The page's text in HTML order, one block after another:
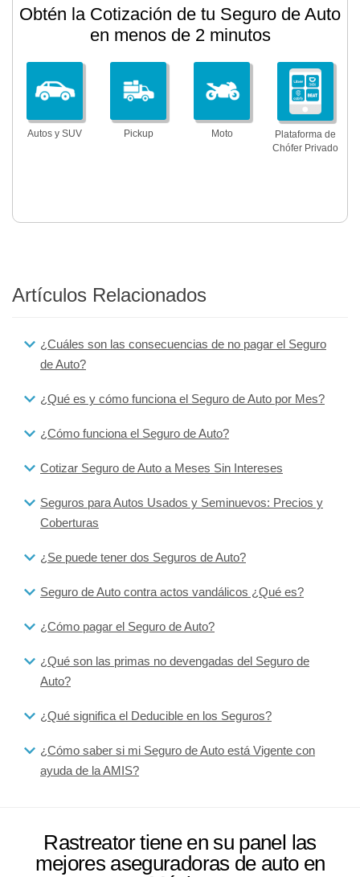
Obtén la Cotización de tu Seguro de Auto
en menos de 2 minutos
Autos y SUV Pickup Moto
Plataforma de
Chófer Privado
Artículos Relacionados
¿Cuáles son las consecuencias de no pagar el Seguro
de Auto?
¿Qué es y cómo funciona el Seguro de Auto por Mes?
¿Cómo funciona el Seguro de Auto?
Cotizar Seguro de Auto a Meses Sin Intereses
Seguros para Autos Usados y Seminuevos: Precios y
Coberturas
¿Se puede tener dos Seguros de Auto?
Seguro de Auto contra actos vandálicos ¿Qué es?
¿Cómo pagar el Seguro de Auto?
¿Qué son las primas no devengadas del Seguro de
Auto?
¿Qué significa el Deducible en los Seguros?
¿Cómo saber si mi Seguro de Auto está Vigente con
ayuda de la AMIS?
Rastreator tiene en su panel las
mejores aseguradoras de auto en